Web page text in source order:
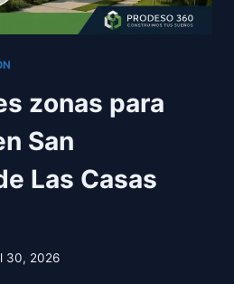
zonas para
San
Las Casas
30, 2026